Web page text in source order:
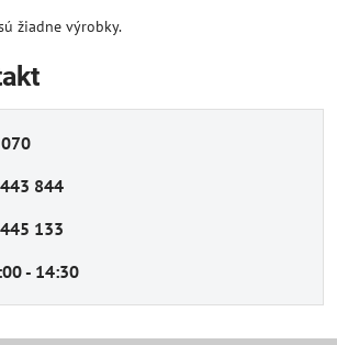
žiadne výrobky.
844
133
- 14:30